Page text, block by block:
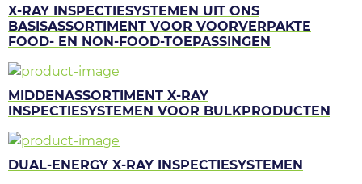
X-RAY INSPECTIESYSTEMEN UIT ONS
BASISASSORTIMENT VOOR VOORVERPAKTE
FOOD- EN NON-FOOD-TOEPASSINGEN
MIDDENASSORTIMENT X-RAY
INSPECTIESYSTEMEN VOOR BULKPRODUCTEN
DUAL-ENERGY X-RAY INSPECTIESYSTEMEN